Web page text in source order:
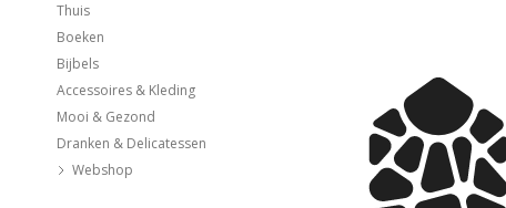
Thuis
Boeken
Bijbels
Accessoires & Kleding
Mooi & Gezond
Dranken & Delicatessen
Webshop